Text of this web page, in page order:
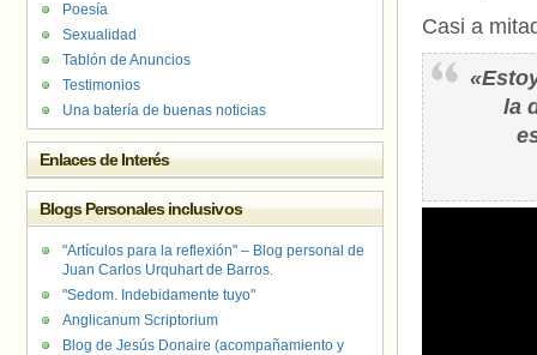
Casi a
la
Poesía
Sexualidad
Tablón de Anuncios
Testimonios
Una batería de buenas noticias
Enlaces de Interés
Blogs Personales inclusivos
"Artículos para la reflexión" – Blog personal de
Juan Carlos Urquhart de Barros.
"Sedom. Indebidamente tuyo"
Anglicanum Scriptorium
Blog de Jesús Donaire (acompañamiento y